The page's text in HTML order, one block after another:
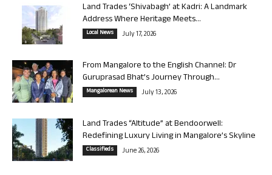
Land Trades ‘Shivabagh’ at Kadri: A Landmark
Address Where Heritage Meets...
Local News July 17, 2026
From Mangalore to the English Channel: Dr
Guruprasad Bhat’s Journey Through...
Mangalorean News July 13, 2026
Land Trades “Altitude” at Bendoorwell:
Redefining Luxury Living in Mangalore’s Skyline
Classifieds June 26, 2026